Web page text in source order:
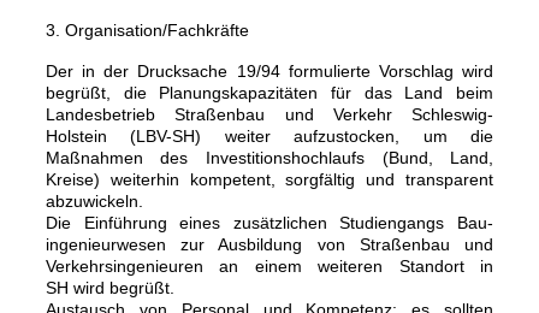
3. Organisation/Fachkräfte
Der in der Drucksache 19/94 formulierte Vorschlag wird
begrüßt, die Planungskapazitäten für das Land beim
Landesbetrieb Straßenbau und Verkehr Schleswig-
Holstein (LBV-SH) weiter aufzustocken, um die
Maßnahmen des Investitionshochlaufs (Bund, Land,
Kreise) weiterhin kompetent, sorgfältig und transparent
abzuwickeln.
Die Einführung eines zusätzlichen Studiengangs Bau-
ingenieurwesen zur Ausbildung von Straßenbau und
Verkehrsingenieuren an einem weiteren Standort in
SH wird begrüßt.
Austausch von Personal und Kompetenz: es sollten